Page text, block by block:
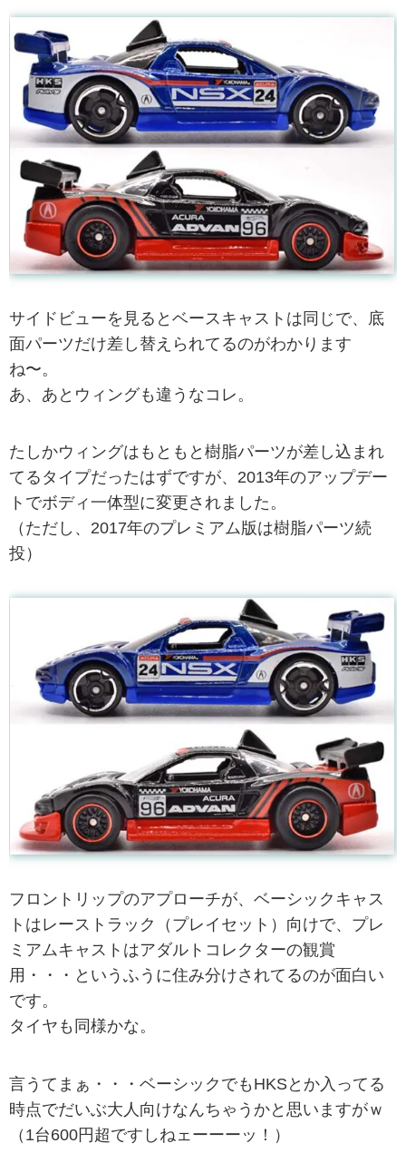
サイドビューを見るとベースキャストは同じで、底
面パーツだけ差し替えられてるのがわかります
ね〜。
あ、あとウィングも違うなコレ。
たしかウィングはもともと樹脂パーツが差し込まれ
てるタイプだったはずですが、2013年のアップデー
トでボディ一体型に変更されました。
（ただし、2017年のプレミアム版は樹脂パーツ続
投）
フロントリップのアプローチが、ベーシックキャス
トはレーストラック（プレイセット）向けで、プレ
ミアムキャストはアダルトコレクターの観賞
用・・・というふうに住み分けされてるのが面白い
です。
タイヤも同様かな。
言うてまぁ・・・ベーシックでもHKSとか入ってる
時点でだいぶ大人向けなんちゃうかと思いますがｗ
（1台600円超ですしねェーーーッ！）